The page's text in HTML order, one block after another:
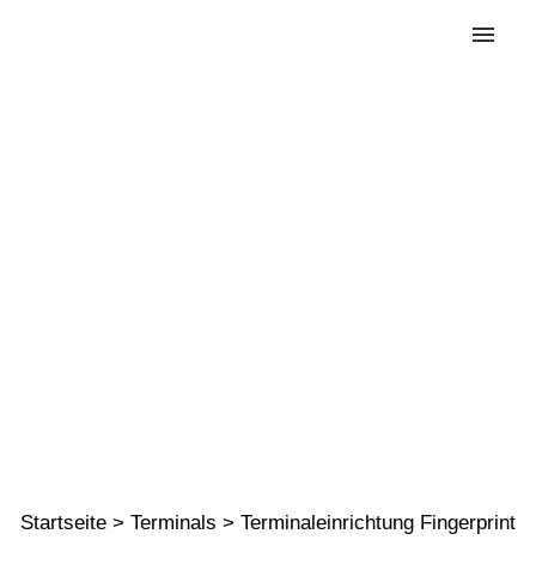
Startseite > Terminals > Terminaleinrichtung Fingerprint